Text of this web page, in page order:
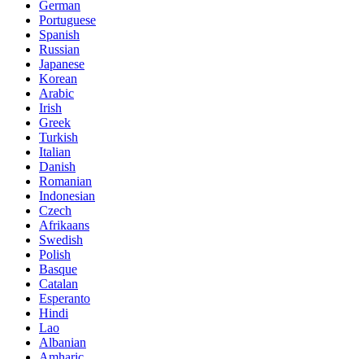
German
Portuguese
Spanish
Russian
Japanese
Korean
Arabic
Irish
Greek
Turkish
Italian
Danish
Romanian
Indonesian
Czech
Afrikaans
Swedish
Polish
Basque
Catalan
Esperanto
Hindi
Lao
Albanian